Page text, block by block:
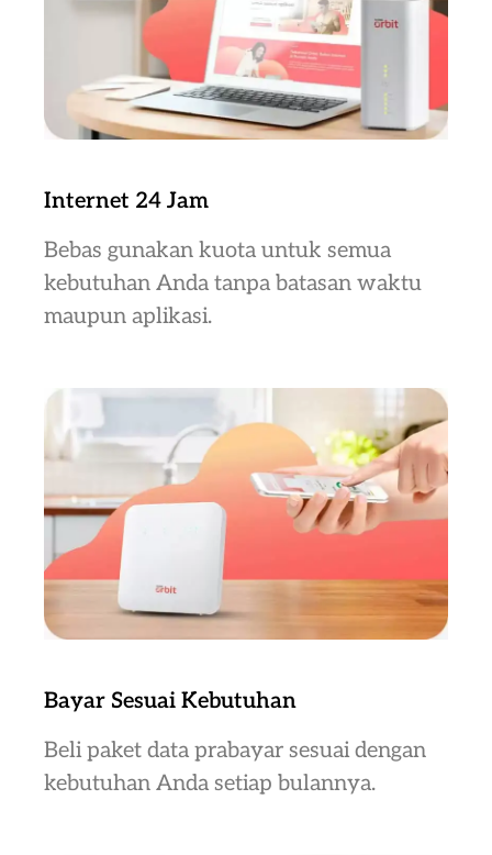
Internet 24 Jam
Bebas gunakan kuota untuk semua
kebutuhan Anda tanpa batasan waktu
maupun aplikasi.
Bayar Sesuai Kebutuhan
Beli paket data prabayar sesuai dengan
kebutuhan Anda setiap bulannya.